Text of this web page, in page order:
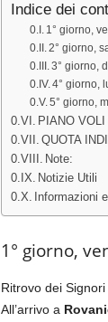
Indice dei
1° giorno,
2° giorno,
3° giorno,
4° giorno,
5° giorno,
PIANO VOLI
QUOTA
Note:
Notizie Utili
Informazioni
1° giorno,
Ritrovo dei
All’arrivo a